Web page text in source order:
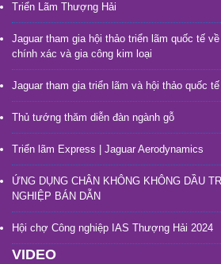
Triển Lãm Thượng Hải
Jaguar tham gia hội thảo triển lãm quốc tế
chính xác và gia công kim loại
Jaguar tham gia triển lãm và hội thảo quốc
Thủ tướng thăm diễn đàn ngành gỗ
Triển lãm Express | Jaguar Aerodynamics
ỨNG DỤNG CHÂN KHÔNG KHÔNG DẦU
NGHIỆP BÁN DẪN
Hội chợ Công nghiệp IAS Thượng Hải 2024
VIDEO